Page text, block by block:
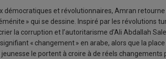
démocratiques et révolutionnaires, Amran
» qui se dessine. Inspiré par les révolutions
la corruption et l’autoritarisme d’Ali Abdallah
« changement » en arabe, alors que la place
le portent à croire à de réels changements